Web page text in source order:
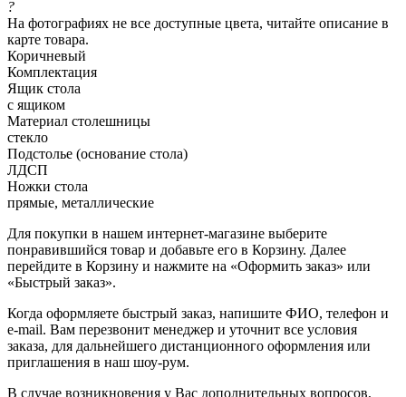
?
На фотографиях не все доступные цвета, читайте описание в
карте товара.
Коричневый
Комплектация
Ящик стола
с ящиком
Материал столешницы
стекло
Подстолье (основание стола)
ЛДСП
Ножки стола
прямые, металлические
Для покупки в нашем интернет-магазине выберите
понравившийся товар и добавьте его в Корзину. Далее
перейдите в Корзину и нажмите на «Оформить заказ» или
«Быстрый заказ».
Когда оформляете быстрый заказ, напишите ФИО, телефон и
e-mail. Вам перезвонит менеджер и уточнит все условия
заказа, для дальнейшего дистанционного оформления или
приглашения в наш шоу-рум.
В случае возникновения у Вас дополнительных вопросов,